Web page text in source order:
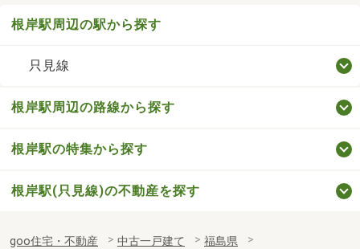
根岸駅周辺の駅から探す
只見線
根岸駅周辺の路線から探す
根岸駅の特集から探す
根岸駅(只見線)の不動産を探す
goo住宅・不動産 中古一戸建て
福島県